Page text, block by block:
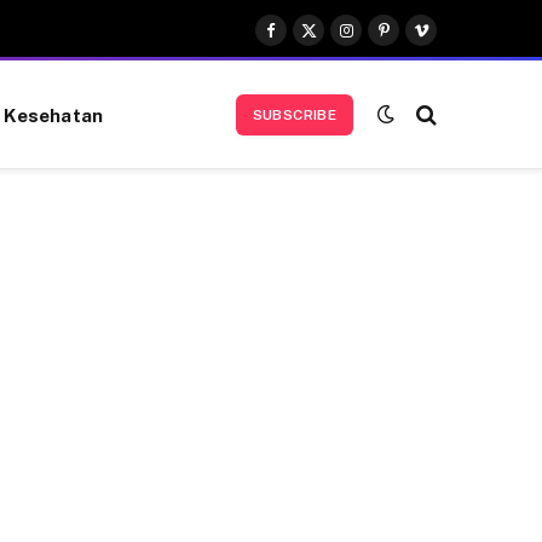
Facebook
X
(Twitter)
Instagram
Pinterest
Vimeo
Kesehatan SUBSCRIBE